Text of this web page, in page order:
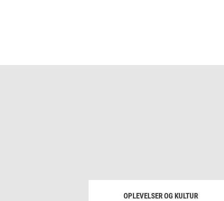
OPLEVELSER OG KULTUR